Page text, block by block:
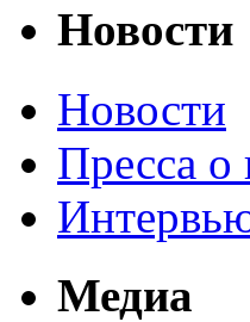
Новости
Новости
Пресса о
Медиа